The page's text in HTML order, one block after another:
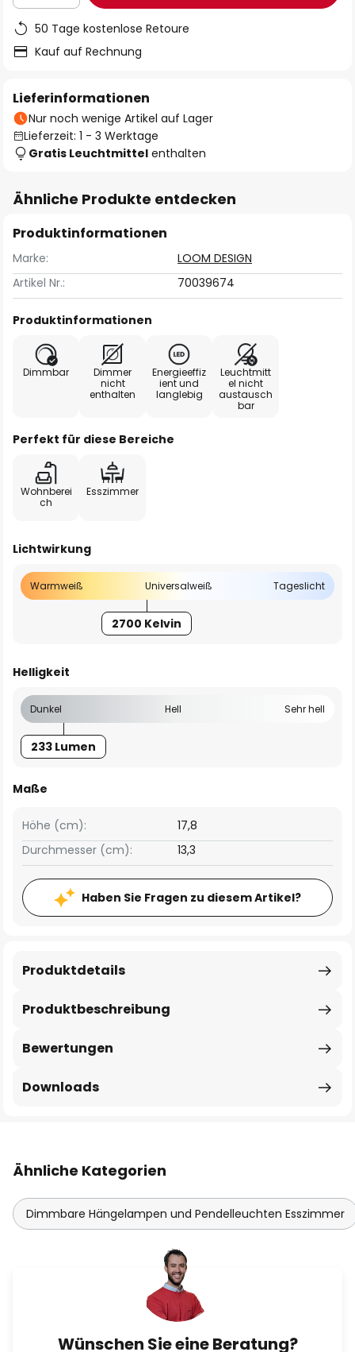
50 Tage kostenlose Retoure
Kauf auf Rechnung
Lieferinformationen
Nur noch wenige Artikel auf Lager
Lieferzeit: 1 - 3 Werktage
Gratis Leuchtmittel enthalten
Ähnliche Produkte entdecken
Produktinformationen
Marke:
LOOM DESIGN
Artikel Nr.:
70039674
Produktinformationen
Dimmbar
Dimmer
nicht
enthalten
Energieeffiz
ient und
langlebig
Leuchtmitt
el nicht
austausch
bar
Perfekt für diese Bereiche
Wohnberei
ch
Esszimmer
Lichtwirkung
Warmweiß Universalweiß Tageslicht
2700 Kelvin
Helligkeit
Dunkel Hell Sehr hell
233 Lumen
Maße
Höhe (cm):
17,8
Durchmesser (cm):
13,3
Haben Sie Fragen zu diesem Artikel?
Produktbeschreibung
Produktdetails
Bewertungen
Downloads
Ähnliche Kategorien
Dimmbare Hängelampen und Pendelleuchten Esszimmer
Wünschen Sie eine Beratung?